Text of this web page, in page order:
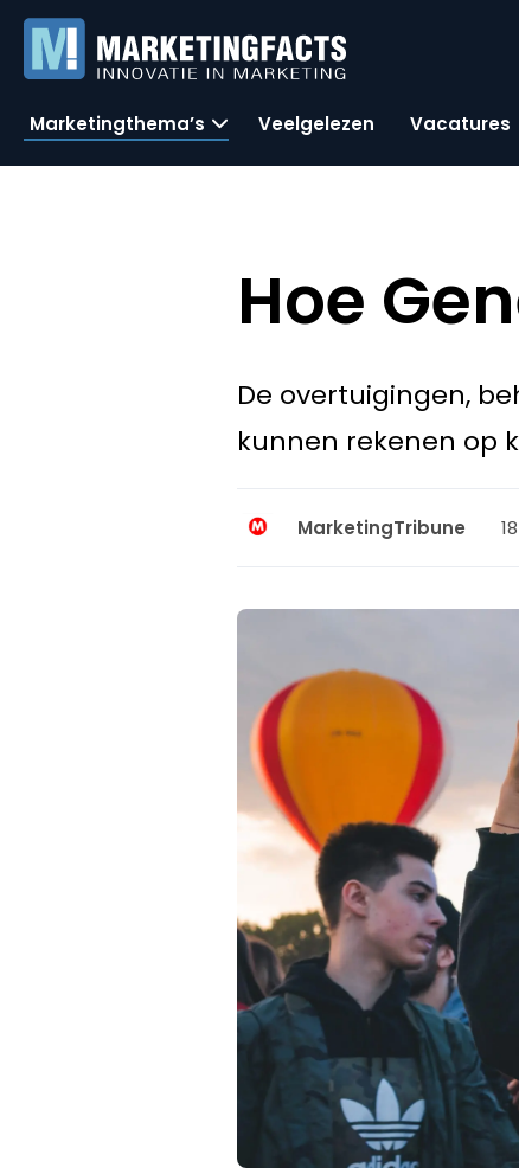
Marketingthema’s Veelgelezen Vacatures
Hoe
De overtuigingen,
kunnen rekenen op
MarketingTribune